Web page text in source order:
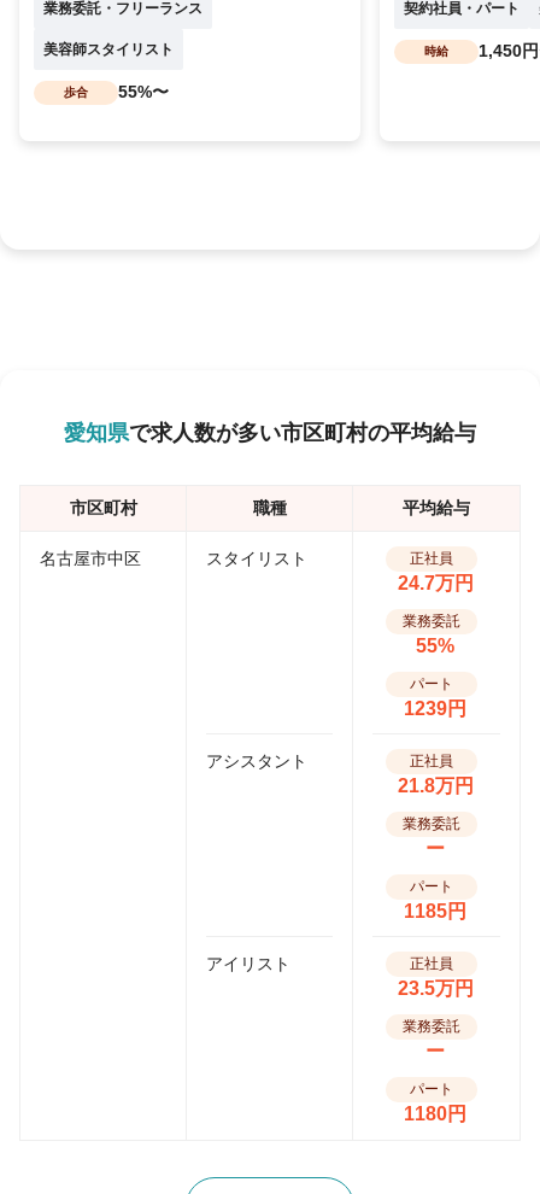
業務委託・フリーランス
美容師スタイリスト
歩合 55%〜
契約社員・パート
時給 1,450
愛知県で求人数が多い市区町村の平均給与
市区町村 職種 平均給与
名古屋市中区 スタイリスト 正社員
24.7万円
業務委託
55%
パート
1239円
アシスタント 正社員
21.8万円
業務委託
ー
パート
1185円
アイリスト 正社員
23.5万円
業務委託
ー
パート
1180円